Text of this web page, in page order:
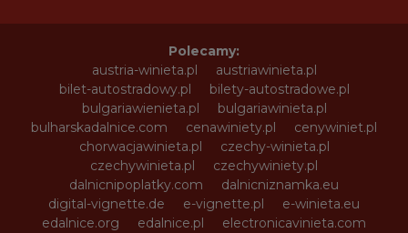
Polecamy:
austria-winieta.pl
austriawinieta.pl
bilet-autostradowy.pl
bilety-autostradowe.pl
bulgariawienieta.pl
bulgariawinieta.pl
bulharskadalnice.com
cenawiniety.pl
cenywiniet.pl
chorwacjawinieta.pl
czechy-winieta.pl
czechywinieta.pl
czechywiniety.pl
dalnicnipoplatky.com
dalnicniznamka.eu
digital-vignette.de
e-vignette.pl
e-winieta.eu
edalnice.org
edalnice.pl
electronicavinieta.com